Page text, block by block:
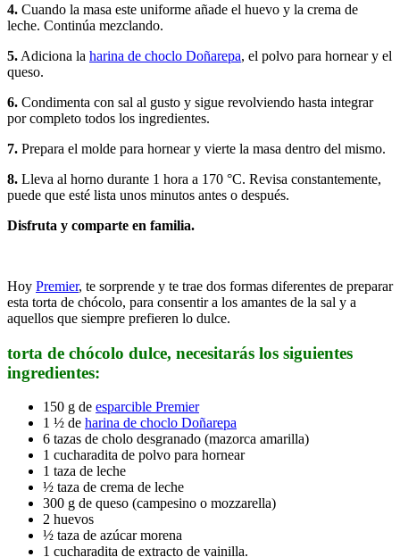
4. Cuando la masa este uniforme añade el huevo y la crema de
leche. Continúa mezclando.
5. Adiciona la harina de choclo Doñarepa, el polvo para hornear y el
queso.
6. Condimenta con sal al gusto y sigue revolviendo hasta integrar
por completo todos los ingredientes.
7. Prepara el molde para hornear y vierte la masa dentro del mismo.
8. Lleva al horno durante 1 hora a 170 °C. Revisa constantemente,
puede que esté lista unos minutos antes o después.
Disfruta y comparte en familia.
Hoy Premier, te sorprende y te trae dos formas diferentes de preparar
esta torta de chócolo, para consentir a los amantes de la sal y a
aquellos que siempre prefieren lo dulce.
torta de chócolo dulce, necesitarás los siguientes
ingredientes:
150 g de esparcible Premier
1 ½ de harina de choclo Doñarepa
6 tazas de cholo desgranado (mazorca amarilla)
1 cucharadita de polvo para hornear
1 taza de leche
½ taza de crema de leche
300 g de queso (campesino o mozzarella)
2 huevos
½ taza de azúcar morena
1 cucharadita de extracto de vainilla.